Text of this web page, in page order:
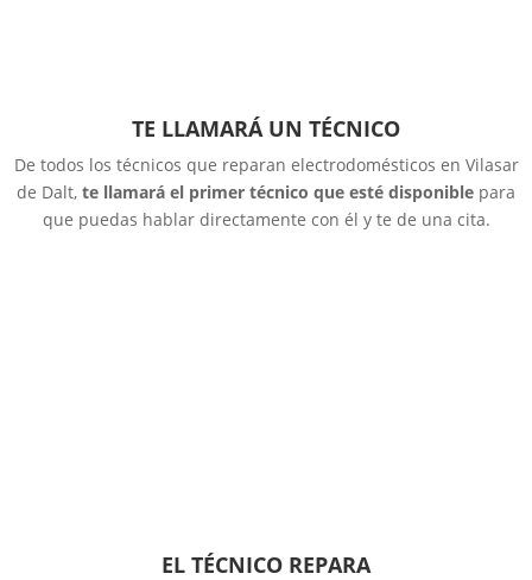
TE LLAMARÁ UN TÉCNICO
De todos los técnicos que reparan electrodomésticos en Vilasar
de Dalt, te llamará el primer técnico que esté disponible para
que puedas hablar directamente con él y te de una cita.
EL TÉCNICO REPARA